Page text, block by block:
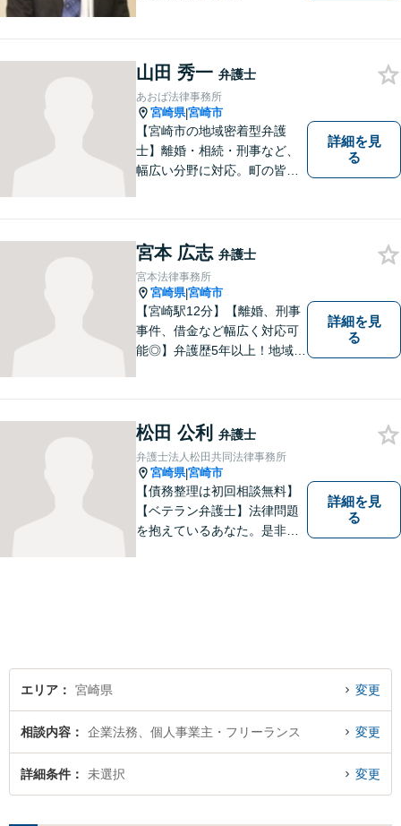
山田 秀一 弁護士
あおば法律事務所
宮崎県|宮崎市
【宮崎市の地域密着型弁護
士】離婚・相続・刑事など、
幅広い分野に対応。町の皆様
ださい。きっと道が開けま
す。
詳細を見
る
宮本 広志 弁護士
宮本法律事務所
宮崎県|宮崎市
【宮崎駅12分】【離婚、刑事
事件、借金など幅広く対応可
能◎】弁護歴5年以上！地域に
にご相談ください。迅速・適
切な解決を目指し尽力しま
す。
詳細を見
る
松田 公利 弁護士
弁護士法人松田共同法律事務所
宮崎県|宮崎市
【債務整理は初回相談無料】
【ベテラン弁護士】法律問題
を抱えているあなた。是非一
詳細を見
る
エリア 宮崎県 変更
相談内容 企業法務、個人事業主・フリーランス 変更
詳細条件 未選択 変更